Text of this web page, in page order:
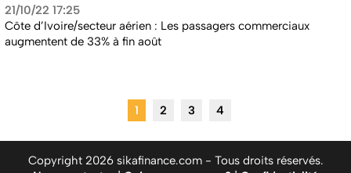
21/10/22 17:25
Côte d’Ivoire/secteur aérien : Les passagers commerciaux
augmentent de 33% à fin août
1 2 3 4
Copyright 2026 sikafinance.com - Tous droits réservés.